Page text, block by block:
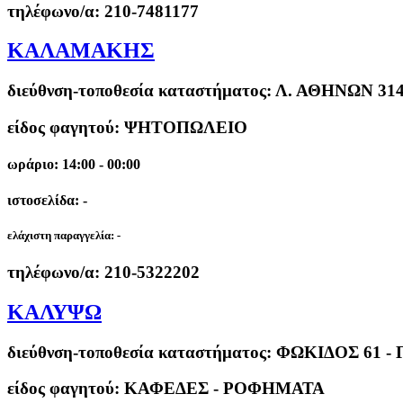
τηλέφωνο/α: 210-7481177
ΚΑΛΑΜΑΚΗΣ
διεύθνση-τοποθεσία καταστήματος: Λ. ΑΘΗΝΩΝ
είδος φαγητού: ΨΗΤΟΠΩΛΕΙΟ
ωράριο: 14:00 - 00:00
ιστοσελίδα: -
ελάχιστη παραγγελία: -
τηλέφωνο/α: 210-5322202
ΚΑΛΥΨΩ
διεύθνση-τοποθεσία καταστήματος: ΦΩΚΙΔΟΣ 61 -
είδος φαγητού: ΚΑΦΕΔΕΣ - ΡΟΦΗΜΑΤΑ